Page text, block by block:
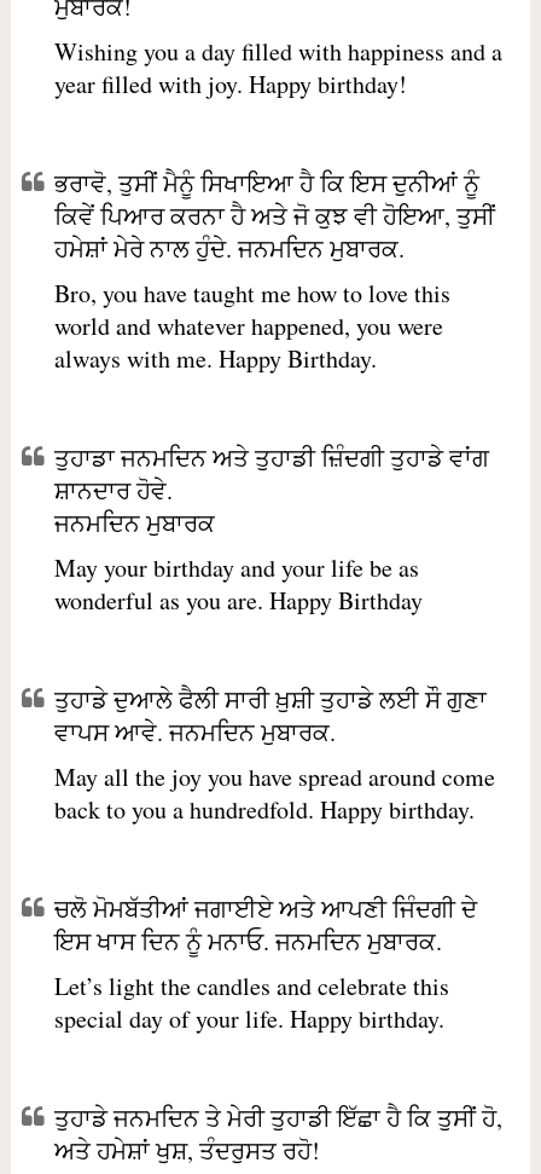
ਮੁਬਾਰਕ!
Wishing you a day filled with happiness and a
year filled with joy. Happy birthday!
ਭਰਾਵੋ, ਤੁਸੀਂ ਮੈਨੂੰ ਸਿਖਾਇਆ ਹੈ ਕਿ ਇਸ ਦੁਨੀਆਂ ਨੂੰ
ਕਿਵੇਂ ਪਿਆਰ ਕਰਨਾ ਹੈ ਅਤੇ ਜੋ ਕੁਝ ਵੀ ਹੋਇਆ, ਤੁਸੀਂ
ਹਮੇਸ਼ਾਂ ਮੇਰੇ ਨਾਲ ਹੁੰਦੇ. ਜਨਮਦਿਨ ਮੁਬਾਰਕ.
Bro, you have taught me how to love this
world and whatever happened, you were
always with me. Happy Birthday.
ਤੁਹਾਡਾ ਜਨਮਦਿਨ ਅਤੇ ਤੁਹਾਡੀ ਜ਼ਿੰਦਗੀ ਤੁਹਾਡੇ ਵਾਂਗ
ਸ਼ਾਨਦਾਰ ਹੋਵੇ.
ਜਨਮਦਿਨ ਮੁਬਾਰਕ
May your birthday and your life be as
wonderful as you are. Happy Birthday
ਤੁਹਾਡੇ ਦੁਆਲੇ ਫੈਲੀ ਸਾਰੀ ਖ਼ੁਸ਼ੀ ਤੁਹਾਡੇ ਲਈ ਸੌ ਗੁਣਾ
ਵਾਪਸ ਆਵੇ. ਜਨਮਦਿਨ ਮੁਬਾਰਕ.
May all the joy you have spread around come
back to you a hundredfold. Happy birthday.
ਚਲੋ ਮੋਮਬੱਤੀਆਂ ਜਗਾਈਏ ਅਤੇ ਆਪਣੀ ਜਿੰਦਗੀ ਦੇ
ਇਸ ਖਾਸ ਦਿਨ ਨੂੰ ਮਨਾਓ. ਜਨਮਦਿਨ ਮੁਬਾਰਕ.
Let’s light the candles and celebrate this
special day of your life. Happy birthday.
ਤੁਹਾਡੇ ਜਨਮਦਿਨ ਤੇ ਮੇਰੀ ਤੁਹਾਡੀ ਇੱਛਾ ਹੈ ਕਿ ਤੁਸੀਂ ਹੋ,
ਅਤੇ ਹਮੇਸ਼ਾਂ ਖੁਸ਼, ਤੰਦਰੁਸਤ ਰਹੋ!